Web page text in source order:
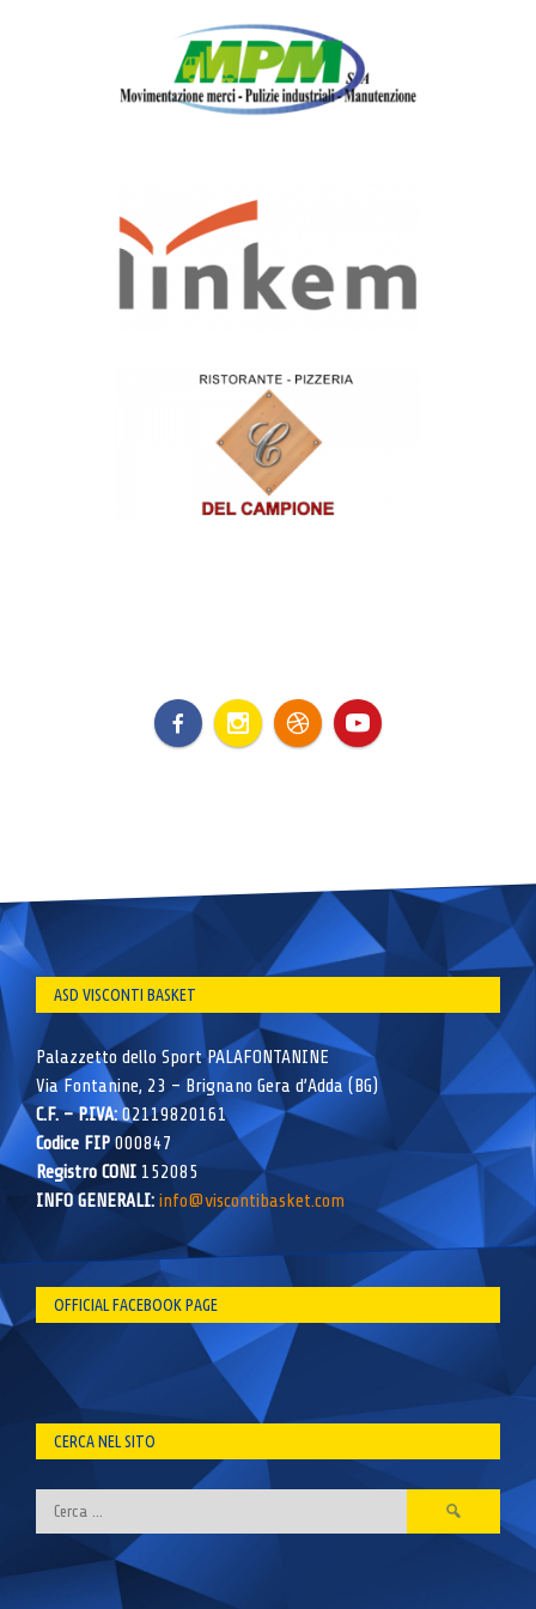
ASD VISCONTI BASKET
Palazzetto dello Sport PALAFONTANINE
Via Fontanine, 23 – Brignano Gera d’Adda (BG)
C.F. – P.IVA:02119820161
Codice FIP000847
Registro CONI 152085
INFO GENERALI: info@viscontibasket.com
OFFICIAL FACEBOOK PAGE
CERCA NEL SITO
Ricerca
per: